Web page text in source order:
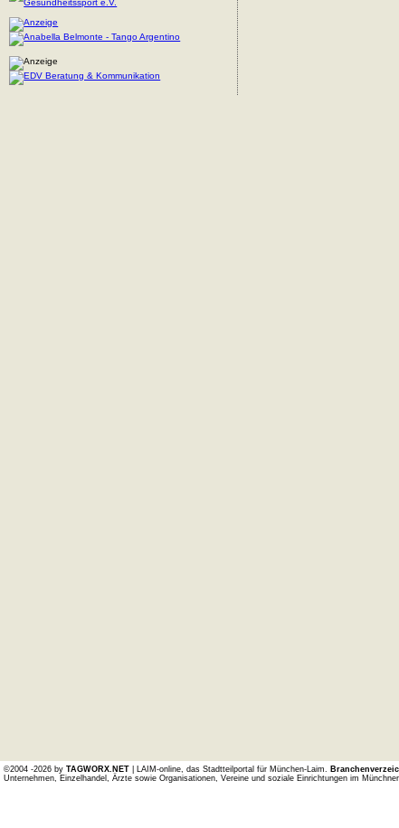
©2004 -2026 by TAGWORX.NET| LAIM-online, das Stadtteilportal für München-Laim.
Unternehmen, Einzelhandel, Ärzte sowie Organisationen, Vereine und soziale Einrichtungen im